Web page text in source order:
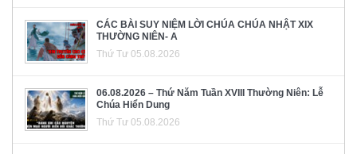
CÁC BÀI SUY NIỆM LỜI CHÚA CHÚA NHẬT XIX
THƯỜNG NIÊN- A
Thứ Tư 05.08.2026
06.08.2026 – Thứ Năm Tuần XVIII Thường Niên: Lễ
Chúa Hiển Dung
Thứ Tư 05.08.2026